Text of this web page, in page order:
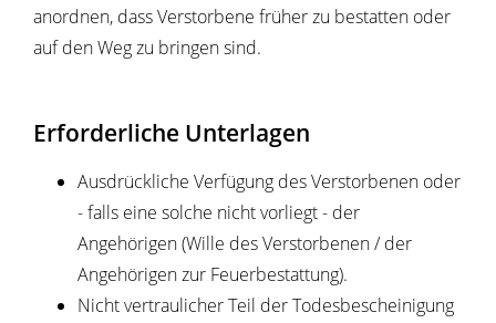
anordnen, dass Verstorbene früher zu bestatten oder
auf den Weg zu bringen sind.
Erforderliche Unterlagen
Ausdrückliche Verfügung des Verstorbenen oder
- falls eine solche nicht vorliegt - der
Angehörigen (Wille des Verstorbenen / der
Angehörigen zur Feuerbestattung).
Nicht vertraulicher Teil der Todesbescheinigung